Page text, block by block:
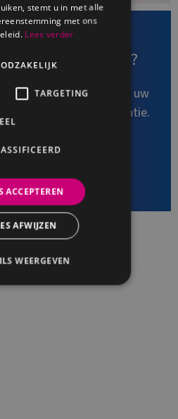
in onze diensten?
worden aangepast aan uw
ons voor meer informatie.
GESPREK
stemt u in met alle
met ons
Lees verder
TARGETING
ACCEPTEREN
AFWIJZEN
WEERGEVEN